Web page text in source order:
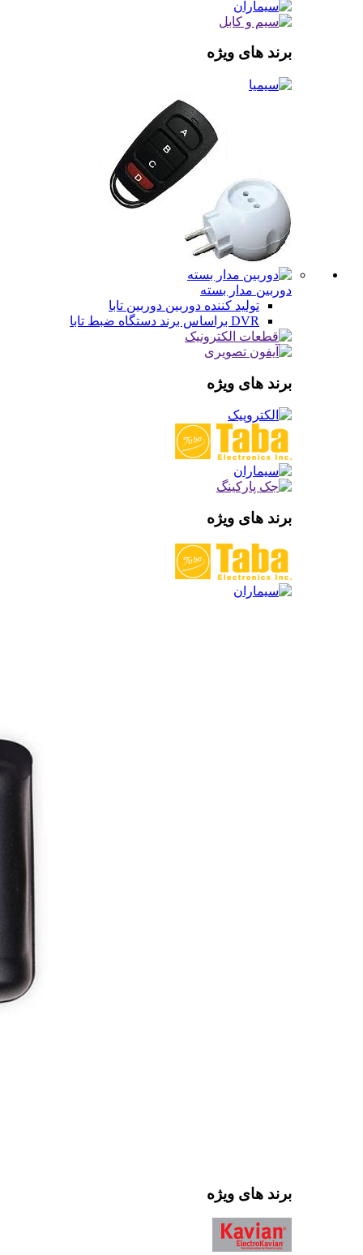
برند های ویژه
دوربین مدار بسته
تولید کننده دوربین دوربین تابا
DVR براساس برند
دستگاه ضبط تابا
برند های ویژه
برند های ویژه
برند های ویژه